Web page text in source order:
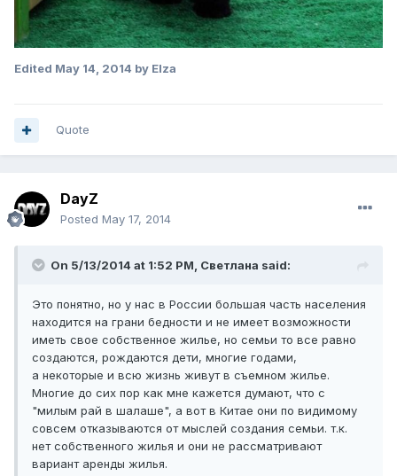
Edited May 14, 2014 by Elza
Quote
DayZ
Posted May 17, 2014
On 5/13/2014 at 1:52 PM, Светлана said:
Это понятно, но у нас в России большая часть населения
находится на грани бедности и не имеет возможности
иметь свое собственное жилье, но семьи то все равно
создаются, рождаются дети, многие годами,
а некоторые и всю жизнь живут в съемном жилье.
Многие до сих пор как мне кажется думают, что с
"милым рай в шалаше", а вот в Китае они по видимому
совсем отказываются от мыслей создания семьи. т.к.
нет собственного жилья и они не рассматривают
вариант аренды жилья.